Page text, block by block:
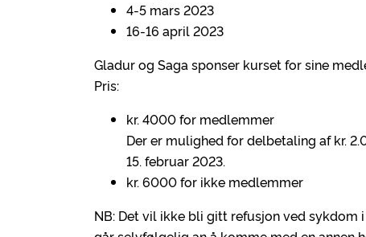
4-5 mars 2023
16-16 april 2023
Gladur og Saga sponser kurset for sine
Pris:
kr. 4000 for medlemmer
Der er mulighed for delbetaling af kr.
15. februar 2023.
kr. 6000 for ikke medlemmer
NB: Det vil ikke bli gitt refusjon ved sykdom